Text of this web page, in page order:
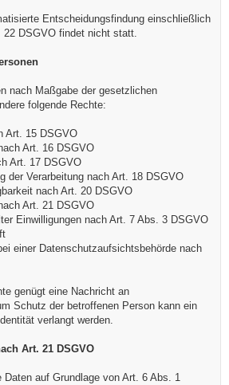
Entscheidungsfindung einschließlich
22 DSGVO findet nicht statt.
nach Maßgabe der gesetzlichen
folgende Rechte:
Art. 15 DSGVO
Art. 16 DSGVO
Art. 17 DSGVO
der Verarbeitung nach Art. 18 DSGVO
nach Art. 20 DSGVO
Art. 21 DSGVO
Einwilligungen nach Art. 7 Abs. 3 DSGVO
einer Datenschutzaufsichtsbehörde nach
genügt eine Nachricht an
Schutz der betroffenen Person kann ein
verlangt werden.
Art. 21 DSGVO
Daten auf Grundlage von Art. 6 Abs. 1